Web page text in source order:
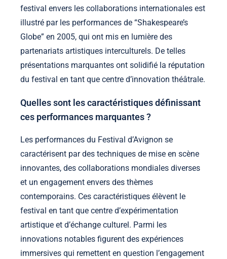
festival envers les collaborations internationales est
illustré par les performances de “Shakespeare’s
Globe” en 2005, qui ont mis en lumière des
partenariats artistiques interculturels. De telles
présentations marquantes ont solidifié la réputation
du festival en tant que centre d’innovation théâtrale.
Quelles sont les caractéristiques définissant
ces performances marquantes ?
Les performances du Festival d’Avignon se
caractérisent par des techniques de mise en scène
innovantes, des collaborations mondiales diverses
et un engagement envers des thèmes
contemporains. Ces caractéristiques élèvent le
festival en tant que centre d’expérimentation
artistique et d’échange culturel. Parmi les
innovations notables figurent des expériences
immersives qui remettent en question l’engagement